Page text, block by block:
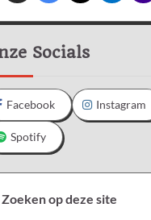
Socials
Facebook Instagram
Spotify
Zoeken op deze site